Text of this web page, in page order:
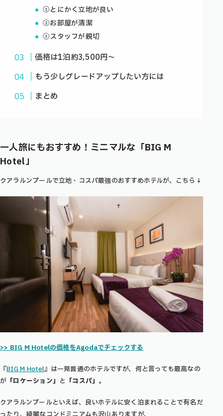
①とにかく立地が良い
②お部屋が清潔
③スタッフが親切
価格は1泊約3,500円〜
もう少しグレードアップしたい方には
まとめ
一人旅にもおすすめ！ミニマルな「BIG M
Hotel」
クアラルンプールで立地・コスパ最強のおすすめホテルが、こちら↓
>> BIG M Hotelの価格をAgodaでチェックする
『BIG M Hotel』は一見普通のホテルですが、 何と言っても最高なの
が 「ロケーション」 と 「コスパ」 。
クアラルンプールといえば、良いホテルに安く泊まれることで有名だ